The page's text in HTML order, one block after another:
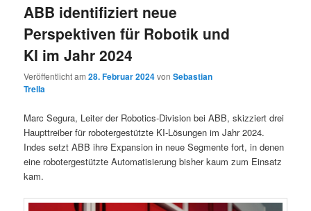
ABB identifiziert neue
Perspektiven für Robotik und
KI im Jahr 2024
Veröffentlicht am28. Februar 2024vonSebastian
Trella
Marc Segura, Leiter der Robotics-Division bei ABB, skizziert drei
Haupttreiber für robotergestützte KI-Lösungen im Jahr 2024.
Indes setzt ABB ihre Expansion in neue Segmente fort, in denen
eine robotergestützte Automatisierung bisher kaum zum Einsatz
kam.